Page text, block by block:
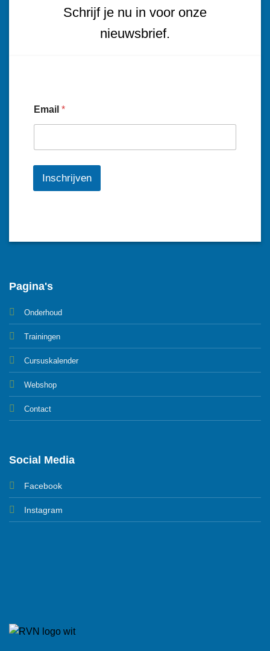
Schrijf je nu in voor onze
nieuwsbrief.
Email *
Inschrijven
Pagina's
Onderhoud
Trainingen
Cursuskalender
Webshop
Contact
Social Media
Facebook
Instagram